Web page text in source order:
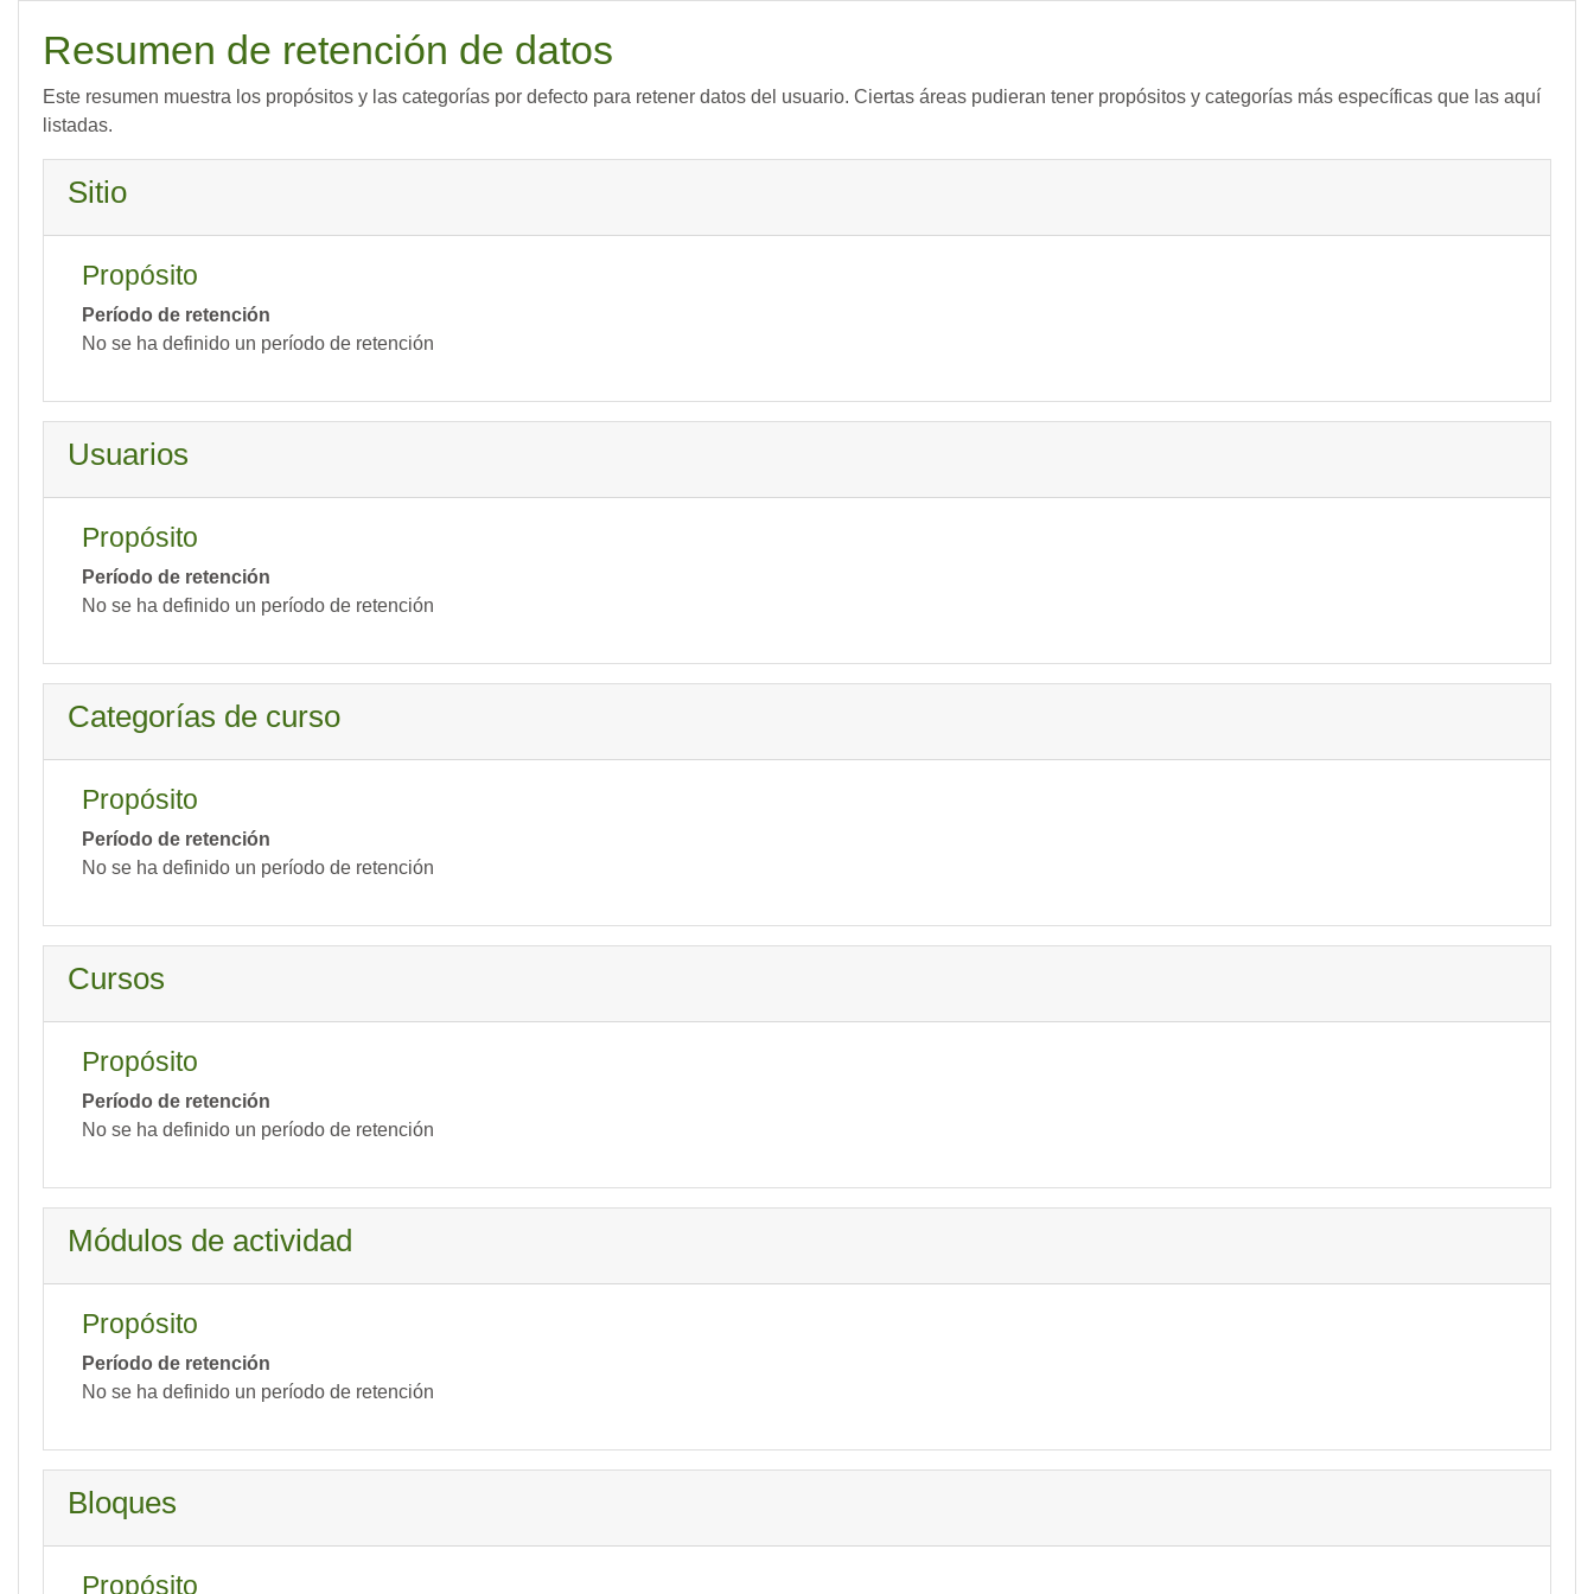
Resumen de retención de datos
Este resumen muestra los propósitos y las categorías por defecto para retener datos del usuario. Ciertas áreas pudieran tener propósitos y categorías más específicas que las aquí
listadas.
Sitio
Propósito
Período de retención
No se ha definido un período de retención
Usuarios
Propósito
Período de retención
No se ha definido un período de retención
Categorías de curso
Propósito
Período de retención
No se ha definido un período de retención
Cursos
Propósito
Período de retención
No se ha definido un período de retención
Módulos de actividad
Propósito
Período de retención
No se ha definido un período de retención
Bloques
Propósito